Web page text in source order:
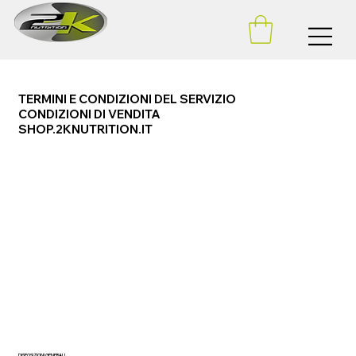
TERMINI E CONDIZIONI DEL SERVIZIO
CONDIZIONI DI VENDITA
SHOP.2KNUTRITION.IT
DISPOSIZIONI GENERALI